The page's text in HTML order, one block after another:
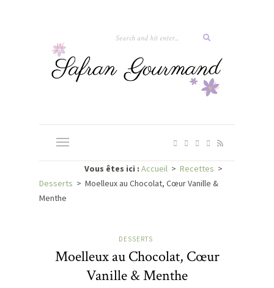
Vous êtes ici : Accueil >Recettes >
Desserts > Moelleux au Chocolat, Cœur Vanille &
Menthe
DESSERTS
Moelleux au Chocolat, Cœur
Vanille & Menthe